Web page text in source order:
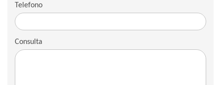
Telefono
Consulta